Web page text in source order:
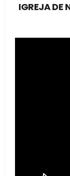
IGREJA DE